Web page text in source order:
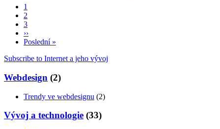
Pagination
Aktuální
stránka
1
Stránka
2
Stránka
3
Následující
stránka
››
Poslední
Poslední »
Subscribe to Internet a jeho vývoj
Webdesign (2)
Trendy ve webdesignu (2)
Vývoj a technologie (33)